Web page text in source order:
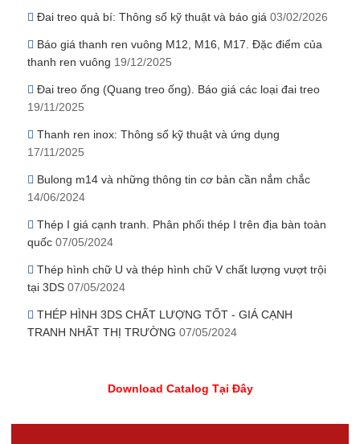
Đai treo quả bí: Thông số kỹ thuật và báo giá 03/02/2026
Báo giá thanh ren vuông M12, M16, M17. Đặc điểm của
thanh ren vuông 19/12/2025
Đai treo ống (Quang treo ống). Báo giá các loại đai treo
19/11/2025
Thanh ren inox: Thông số kỹ thuật và ứng dụng
17/11/2025
Bulong m14 và những thông tin cơ bản cần nắm chắc
14/06/2024
Thép I giá cạnh tranh. Phân phối thép I trên địa bàn toàn
quốc 07/05/2024
Thép hình chữ U và thép hình chữ V chất lượng vượt trội
tại 3DS 07/05/2024
THÉP HÌNH 3DS CHẤT LƯỢNG TỐT - GIÁ CẠNH
TRANH NHẤT THỊ TRƯỜNG 07/05/2024
Download Catalog Tại Đây